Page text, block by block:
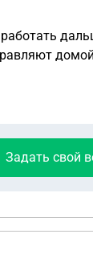
Задать свой